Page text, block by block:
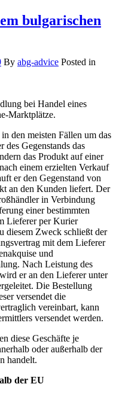
bulgarischen
By abg-advice Posted in
bei Handel eines
Marktplätze.
den meisten Fällen um das
des Gegenstands das
das Produkt auf einer
einem erzielten Verkauf
er den Gegenstand von
an den Kunden liefert. Der
in Verbindung
einer bestimmten
Lieferer per Kurier
diesem Zweck schließt der
mit dem Lieferer
und
Nach Leistung des
er an den Lieferer unter
Die Bestellung
versendet die
vereinbart, kann
versendet werden.
diese Geschäfte je
oder außerhalb der
handelt.
der EU